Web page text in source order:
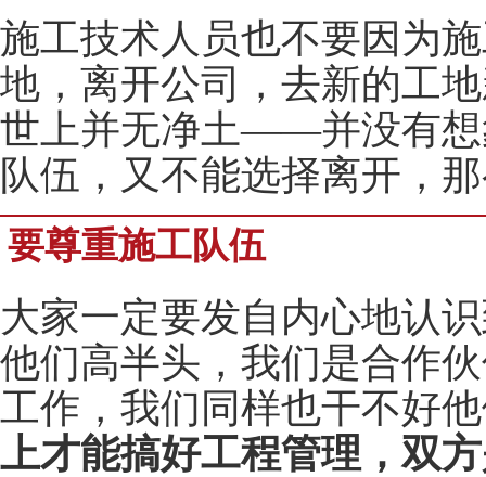
施工技术人员也不要因为
地，离开公司，去新的工
世上并无净土——并没有想
队伍，又不能选择离开，
要尊重施工队伍
大家一定要发自内心地认
他们高半头，我们是合作
工作，我们同样也干不好
上才能搞好工程管理，双